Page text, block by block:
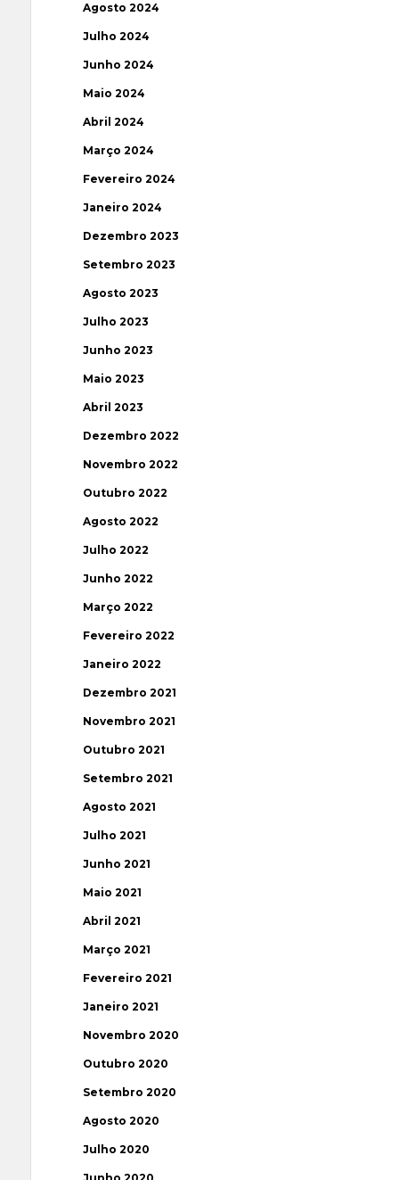
Agosto 2024
Julho 2024
Junho 2024
Maio 2024
Abril 2024
Março 2024
Fevereiro 2024
Janeiro 2024
Dezembro 2023
Setembro 2023
Agosto 2023
Julho 2023
Junho 2023
Maio 2023
Abril 2023
Dezembro 2022
Novembro 2022
Outubro 2022
Agosto 2022
Julho 2022
Junho 2022
Março 2022
Fevereiro 2022
Janeiro 2022
Dezembro 2021
Novembro 2021
Outubro 2021
Setembro 2021
Agosto 2021
Julho 2021
Junho 2021
Maio 2021
Abril 2021
Março 2021
Fevereiro 2021
Janeiro 2021
Novembro 2020
Outubro 2020
Setembro 2020
Agosto 2020
Julho 2020